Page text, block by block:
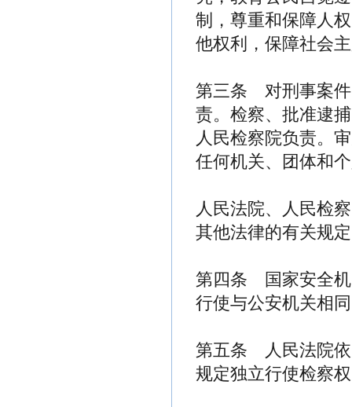
制，尊重和保障人
他权利，保障社会
第三条 对刑事案件
责。检察、批准逮
人民检察院负责。
任何机关、团体和
人民法院、人民检
其他法律的有关规
第四条 国家安全机
行使与公安机关相
第五条 人民法院依
规定独立行使检察